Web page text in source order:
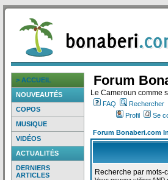
> ACCUEIL
NOUVEAUTÉS
COPOS
MUSIQUE
VIDÉOS
ACTUALITÉS
DERNIERS
ARTICLES
Forum
Le Cameroun comme
FAQ Rechercher
Profil
Se
Forum Bonaberi.com
Recherche par mots-